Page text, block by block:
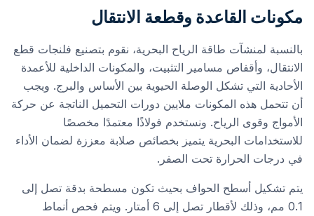
مكونات القاعدة وقطعة الانتقال
بالنسبة لمنشآت طاقة الرياح البحرية، نقوم بتصنيع فلنجات قطع
الانتقال، وأقفاص مسامير التثبيت، والمكونات الداخلية للأعمدة
الأحادية التي تشكل الوصلة الحيوية بين الأساس والبرج. ويجب
أن تتحمل هذه المكونات ملايين دورات التحميل الناتجة عن حركة
الأمواج وقوى الرياح. ونستخدم فولاذًا معتمدًا مخصصًا
للاستخدامات البحرية يتميز بخصائص صلابة معززة لضمان الأداء
في درجات الحرارة تحت الصفر.
يتم تشكيل أسطح الحواف بحيث تكون مسطحة بدقة تصل إلى
0.1 مم، وذلك لأقطار تصل إلى 6 أمتار. ويتم فحص أنماط